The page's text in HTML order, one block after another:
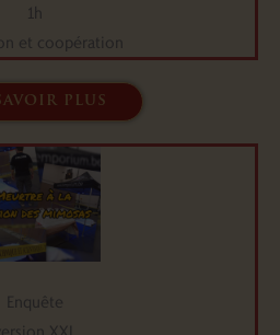
1h
et coopération
plus
Enquête
XXL